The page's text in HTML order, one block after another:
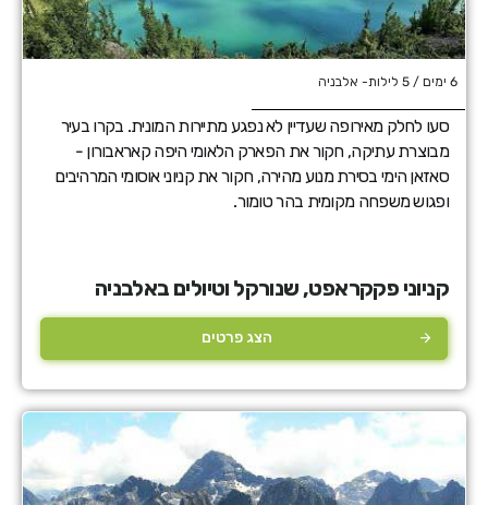
6 ימים / 5 לילות- אלבניה
סעו לחלק מאירופה שעדיין לא נפגע מתיירות המונית. בקרו בעיר
מבוצרת עתיקה, חקור את הפארק הלאומי היפה קאראבורון -
סאזאן הימי בסירת מנוע מהירה, חקור את קניוני אוסומי המרהיבים
ופגוש משפחה מקומית בהר טומור.
קניוני פקקראפט, שנורקל וטיולים באלבניה
הצג פרטים